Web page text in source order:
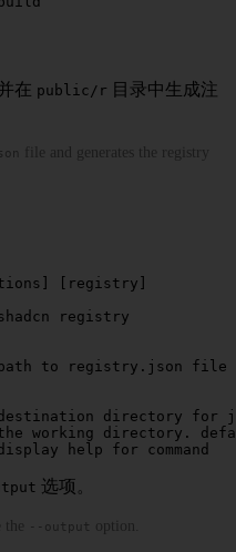
在 public/r 目录中生成注
file and generates the registry
[registry]
registry
to registry.json file
directory for
working directory.
help for command
选项。
--output option.